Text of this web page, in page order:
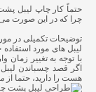
حتماً کارچاپ لیبل
چرا که در این صورت
توضیحات تکمیلی در
لیبل های مورد
با توجه به تغییر زمان
اگر قصد چسباندن
هست را دارید، حتما از